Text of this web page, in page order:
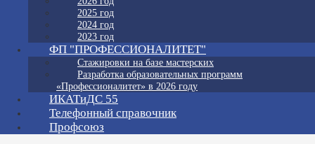
2025 год
2024 год
2023 год
ФП "ПРОФЕССИОНАЛИТЕТ"
Стажировки на базе мастерских
Разработка образовательных программ
«Профессионалитет» в 2026 году
ИКАТиДС 55
Телефонный справочник
Профсоюз